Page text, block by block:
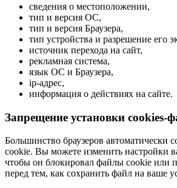
сведения о местоположении,
тип и версия ОС,
тип и версия Браузера,
тип устройства и разрешение его
источник перехода на сайт,
рекламная система,
язык ОС и Браузера,
ip-адрес,
информация о действиях на сайте.
Запрещение установки cookies-
Большинство браузеров автоматически
cookie. Вы можете изменить настройки
чтобы он блокировал файлы cookie или
перед тем, как сохранить файл на ваше